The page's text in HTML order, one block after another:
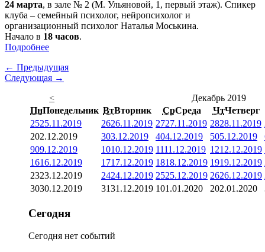
24 марта, в зале № 2 (М. Ульяновой, 1, первый этаж). Спикер
клуба – семейный психолог, нейропсихолог и
организационный психолог Наталья Моськина.
Начало в 18 часов.
Подробнее
← Предыдущая
Следующая →
<
Декабрь 2019
ПнПонедельник ВтВторник СрСреда ЧтЧетверг
2525.11.2019 2626.11.2019 2727.11.2019 2828.11.2019
202.12.2019 303.12.2019 404.12.2019 505.12.2019
909.12.2019 1010.12.2019 1111.12.2019 1212.12.2019
1616.12.2019 1717.12.2019 1818.12.2019 1919.12.2019
2323.12.2019 2424.12.2019 2525.12.2019 2626.12.2019
3030.12.2019 3131.12.2019 101.01.2020 202.01.2020
Сегодня
Сегодня нет событий